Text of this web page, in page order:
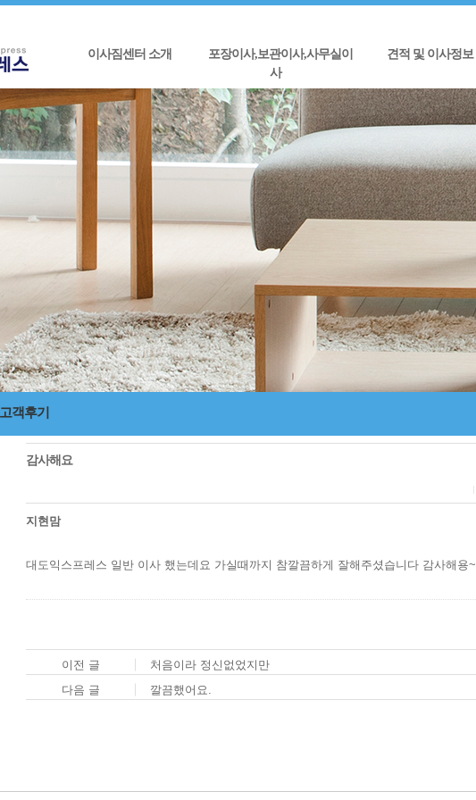
이사짐센터 소개
포장이사,보관이사,사무실이
사
견적 및 이사정보
고객후기
감사해요
지현맘
대도익스프레스 일반 이사 했는데요 가실때까지 참깔끔하게 잘해주셨습니다 감사해용~
이전 글
처음이라 정신없었지만
다음 글
깔끔했어요.